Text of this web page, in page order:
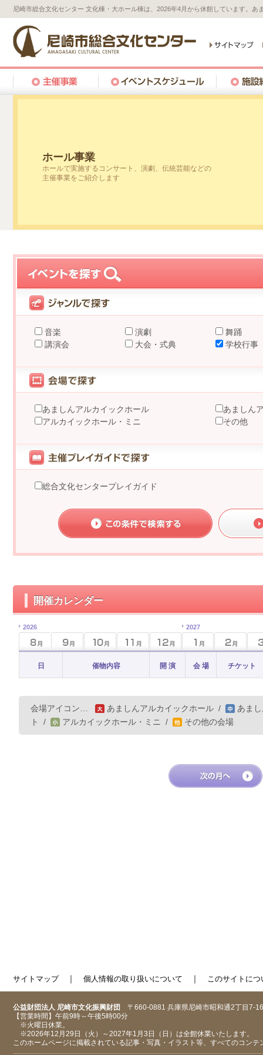
尼崎市総合文化センター 文化棟・大ホール棟は、2026年4月から休館しています。
ホール事業
ホールで実施するコンサート、演劇、伝統芸能などの
主催事業をご紹介します
音楽 演劇
舞踊
講演会
大会・式典 学校行事
あましんアルカイックホール
あましん
アルカイックホール・ミニ
その他
総合文化センタープレイガイド
開催カレンダー
2026 2027
日 催物内容 開 演 会 場 チケット
会場アイコン… あましんアルカイックホール /
あま
ト
/ アルカイックホール・ミニ / その他の会場
サイトマップ｜ 個人情報の取り扱いについて ｜ このサイトにつ
公益財団法人 尼崎市文化振興財団 〒660-0881 兵庫県尼崎市昭和通2丁目7-16
【営業時間】午前9時～午後5時00分
※火曜日休業。
※2026年12月29日（火）～2027年1月3日（日）は全館休業いたします。
このホームページに掲載されている記事・写真・イラスト等、すべてのコン